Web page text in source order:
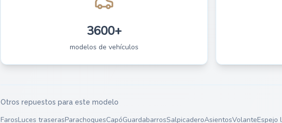
3600+
modelos de vehículos
Otros repuestos para este modelo
FarosLuces traserasParachoquesCapóGuardabarrosSalpicaderoAsientosVolanteEspejo